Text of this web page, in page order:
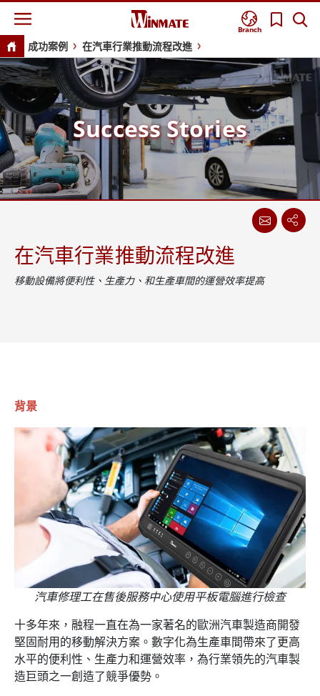
Branch
成功案例 在汽車行業推動流程改進
Success Stories
在汽車行業推動流程改進
移動設備將便利性、生產力、和生產車間的運營效率提高
背景
汽車修理工在售後服務中心使用平板電腦進行檢查
十多年來，融程一直在為一家著名的歐洲汽車製造商開發
堅固耐用的移動解決方案。數字化為生產車間帶來了更高
水平的便利性、生產力和運營效率，為行業領先的汽車製
造巨頭之一創造了競爭優勢。